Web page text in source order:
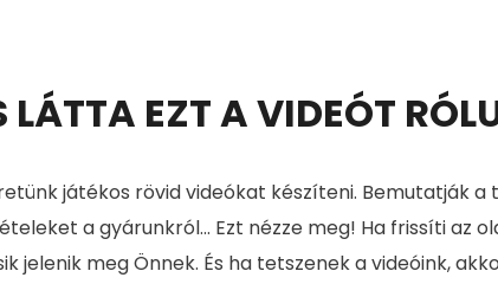
LÁTTA EZT A VIDEÓT
játékos rövid videókat készíteni. Bemutatják a
a gyárunkról... Ezt nézze meg! Ha frissíti az
jelenik meg Önnek. És ha tetszenek a videóink,